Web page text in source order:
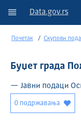
Data.gov.rs
Почетак Скупови
Буџет града
— Јавни подаци
0 подржавања